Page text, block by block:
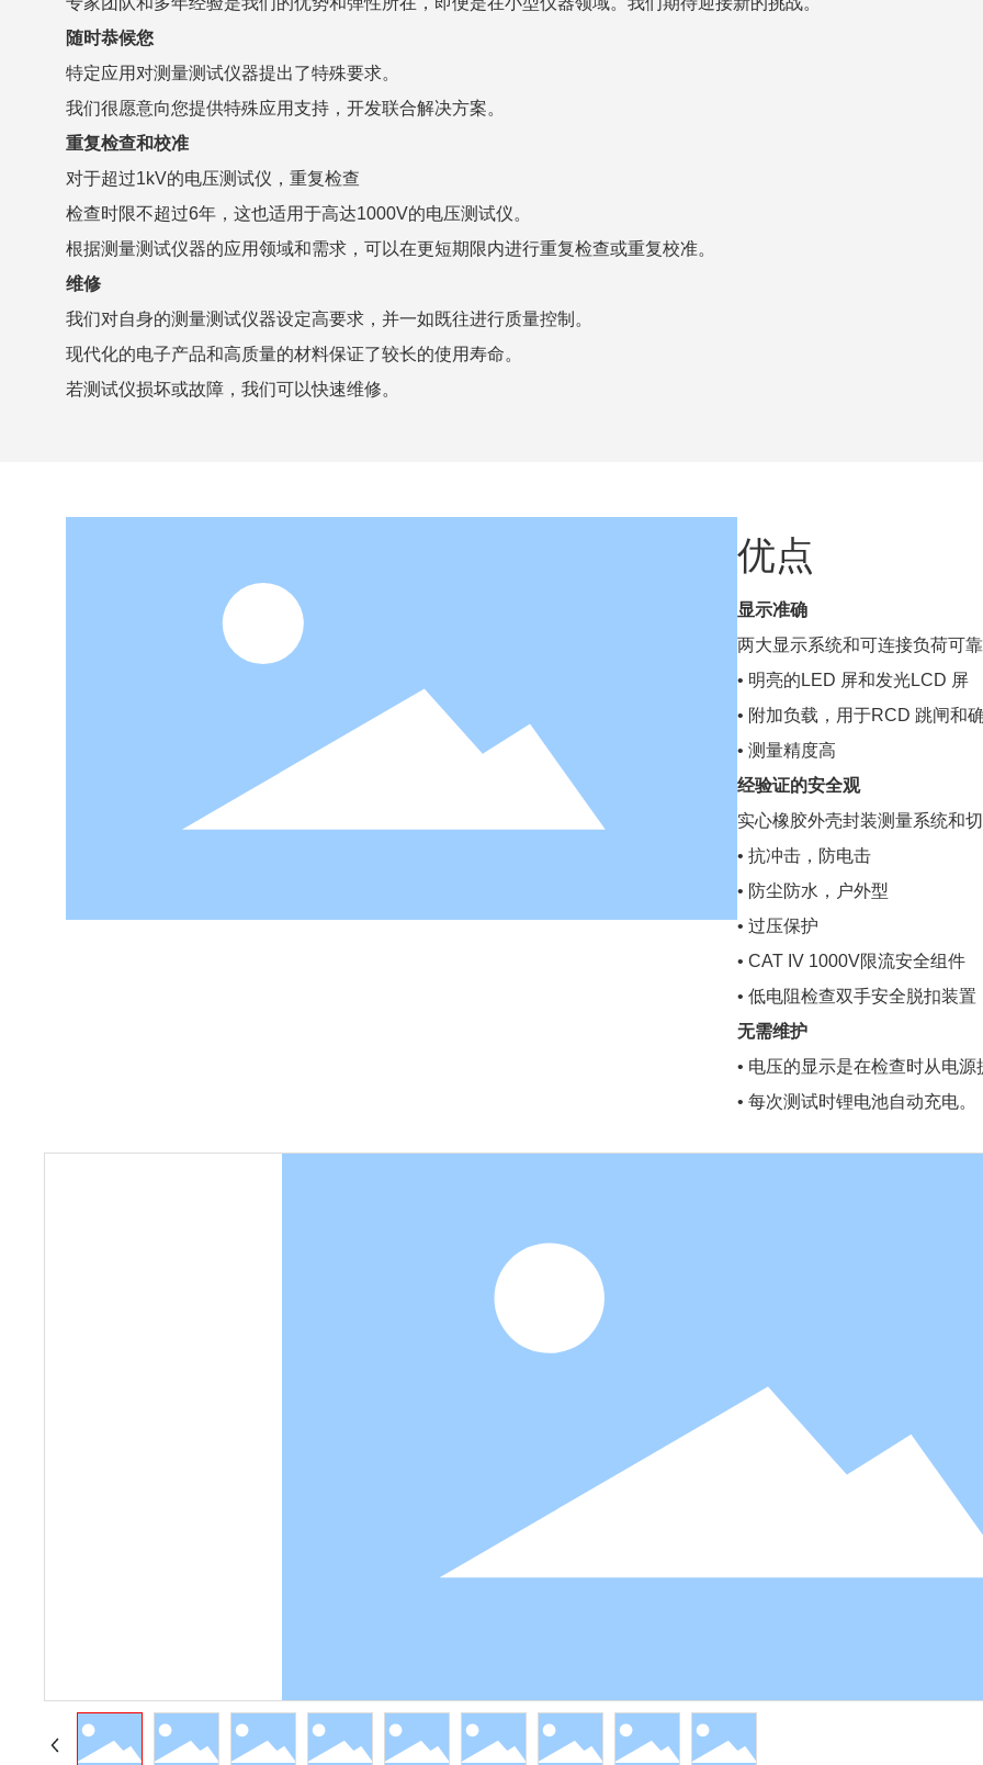
随时恭候您
特定应用对测量测试仪器提出了特殊要求。
我们很愿意向您提供特殊应用支持，开发联合解决方案。
重复检查和校准
对于超过1kV的电压测试仪，重复检查
检查时限不超过6年，这也适用于高达1000V的电压测试仪。
根据测量测试仪器的应用领域和需求，可以在更短期限内进行重复检查或重复校准。
维修
我们对自身的测量测试仪器设定高要求，并一如既往进行质量控制。
现代化的电子产品和高质量的材料保证了较长的使用寿命。
若测试仪损坏或故障，我们可以快速维修。
优点
显示准确
两大显示系统和可连接负荷可
• 明亮的LED 屏和发光LCD 屏
• 附加负载，用于RCD 跳闸和
• 测量精度高
经验证的安全观
实心橡胶外壳封装测量系统和
• 抗冲击，防电击
• 防尘防水，户外型
• 过压保护
• CAT IV 1000V限流安全组件
• 低电阻检查双手安全脱扣装
无需维护
• 电压的显示是在检查时从电
• 每次测试时锂电池自动充电。